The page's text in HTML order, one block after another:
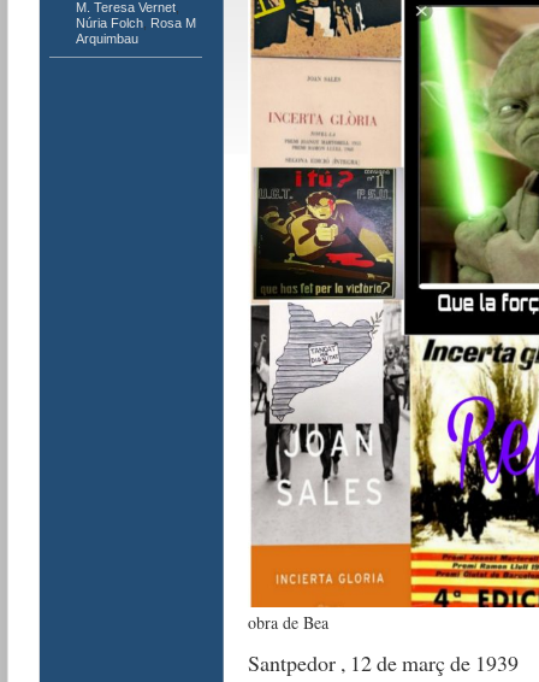
M. Teresa Vernet,
Núria Folch, Rosa M
Arquimbau
obra de Bea
Santpedor , 12 de març de 1939